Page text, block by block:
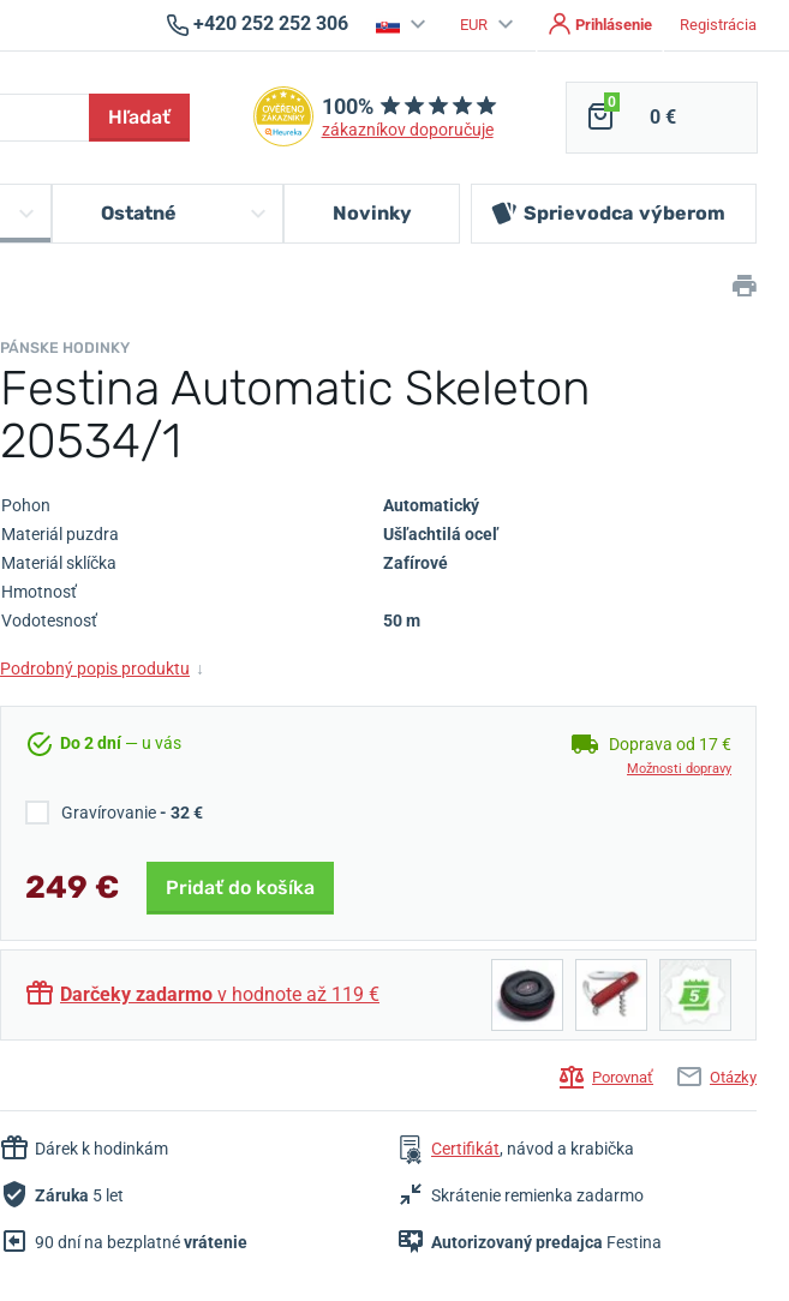
+420 252 252 306 EUR Prihlásenie Registrácia
Hľadať 100%
zákazníkov doporučuje
0
0 €
Ostatné Novinky Sprievodca výberom
PÁNSKE HODINKY
Festina Automatic Skeleton
20534/1
Pohon
Automatický
Materiál puzdra
Ušľachtilá oceľ
Materiál sklíčka
Zafírové
Hmotnosť
Vodotesnosť
50 m
Podrobný popis produktu ↓
Do 2 dní— u vás Doprava od 17 €
Možnosti dopravy
Gravírovanie- 32 €
249 € Pridať do košíka
Darčeky zadarmo v hodnote až 119 €
Porovnať Otázky
Dárek k hodinkám Certifikát, návod a krabička
Záruka 5 let Skrátenie remienka zadarmo
90 dní na bezplatnévrátenie Autorizovaný predajca Festina
269 € 269 € 189 € 99 €